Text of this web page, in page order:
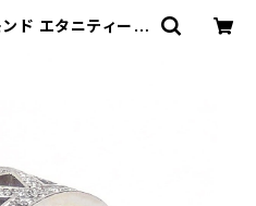
ド エタニティーリ